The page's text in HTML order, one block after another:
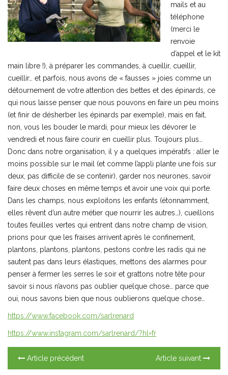
mails et au
téléphone
(merci le
renvoie
d’appel et le kit
main libre !), à préparer les commandes, à cueillir, cueillir,
cueillir… et parfois, nous avons de « fausses » joies comme un
détournement de votre attention des bettes et des épinards, ce
qui nous laisse penser que nous pouvons en faire un peu moins
(et finir de désherber les épinards par exemple), mais en fait,
non, vous les bouder le mardi, pour mieux les dévorer le
vendredi et nous faire courir en cueillir plus. Toujours plus…
Donc dans notre organisation, il y a quelques impératifs : aller le
moins possible sur le mail (et comme l’appli plante une fois sur
deux, pas difficile de se contenir), garder nos neurones, savoir
faire deux choses en même temps et avoir une voix qui porte.
Dans les champs, nous exploitons les enfants (étonnamment,
elles rêvent d’un autre métier que nourrir les autres…), cueillons
toutes feuilles vertes qui entrent dans notre champ de vision,
prions pour que les fraises arrivent après le confinement,
plantons, plantons, plantons, pestons contre les radis qui ne
sautent pas dans leurs élastiques, mettons des alarmes pour
penser à fermer les serres le soir et grattons notre tête pour
savoir si nous n’avons pas oublier quelque chose… parce que
oui, nous savons bien que nous oublierons quelque chose…
https://www.facebook.com/sarlrenard
https://www.instagram.com/sarlrenard/?hl=fr
Article précédent Article suivant